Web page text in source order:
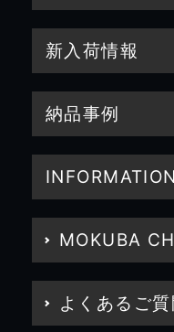
新入荷情報
納品事例
INFORMATION
MOKUBA
よくあるご質